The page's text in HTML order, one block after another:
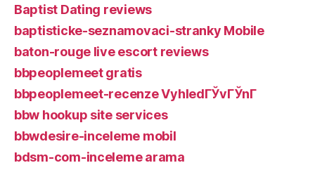
Baptist Dating reviews
baptisticke-seznamovaci-stranky Mobile
baton-rouge live escort reviews
bbpeoplemeet gratis
bbpeoplemeet-recenze VyhledГЎvГЎnГ­
bbw hookup site services
bbwdesire-inceleme mobil
bdsm-com-inceleme arama